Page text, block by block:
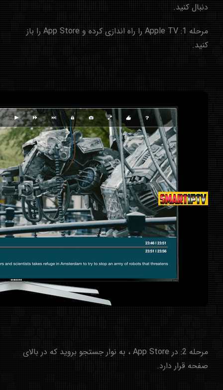
دنبال کنید.
مرحله 1: Apple TV را راه اندازی کرده و App Store را باز
کنید.
مرحله 2: در App Store ، به نوار جستجو بروید که در بالای
صفحه قرار دارد.